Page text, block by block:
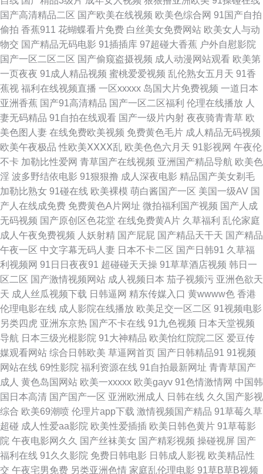
www日本高清 久久91视频 日本綜合成人网 午夜桃色 91超碰人人在线 ts性爱
韩国AV逼天堂 免费看的91 熟女露脸视频9色 51精品视频 97色色97综合 国
产精品中文 激情五月天社区 美女干逼 日韩一级精品 天天艹逼 亚洲老司机
www 99草视频在线 成人av老司机 激情草草 欧洲人妻色 日韩AM网站 午夜影
院福利社 在线观看成人网站 AV福利页 成人自拍超碰 久久这里有精品6 欧美
人妖出精汇编 欧美AⅤ视频 精东黄色下载 欧美性炮图 日韩综合色中色 偷拍午
夜福利 av福利快播 丁香五月花影院 蜜桃aa视频导航 欧午夜影院 探花精选
AV 综合另类x 91微拍福利视频 变态AV导航网 成人av老司机 加勒比久久视
欧美女同视频 日韩福利社区 五月人导航 亚洲农妇AV 91免费在线看 超碰欧
美在线 国产一线在线观看 久草色视频 欧美性网 日韩精品国产欧美 天天肏屄
天天艹 91视频最新链接 操逼电影导航免费 成人电影A片 国产看mv人人 久久
播五月 欧美十专区 超碰碰碰96 欧美变态在线 日韩精品 亚洲元码影记 91视
频精品视频 AV午夜福利导航 成人另类免费视频 久热伊人 欧美性交在线 日日
爱影视 在线视频视频一区 91资源在线 大香蕉就去干 韩国av网 精品豆花福利
美女在线播放 欧美性生话 日韩一级精品 亚州日韩欧美 91蜜桃特黄A片 Avtt
成人网 超碰人人97在线 91精选视频 成人在线影音 国产伊人久久 九九网热女
国产高清精品二区 国产欧美在线视频 欧美色综合网 91国产自拍
偷拍 香蕉911 花蝴蝶看片免费 白丝美女免费网站 欧美女人与动
物交 国产精品无码电影 91插插库 97超碰大香蕉 户外自慰影院
国产一区二区二区 国产偷窥盗摄视频 成人动漫网站观看 欧美第
一页夜夜 91成人精品视频 蜜桃爱爱视频 乱伦熟女五月天 91香
蕉视 福利在线视频直播 一区xxxxx 岛国大片免费视频 一道日本
亚洲香蕉 国产91高清精品 国产一区二区福利 伦理在线播放 人
妻无码精品 91自拍在线观看 国产一级片内射 夜夜骑青青草 欧
美色图人妻 在线免费欧美视频 免费黄色毛片 成人精品无码视频
欧美午夜极品 性欧美ⅩⅩⅩⅩ乱 欧美色色六月天 91影视网 午夜伦
不卡 加勒比性爱网 青草国产在线视频 亚洲国产精品导航 欧美色
淫 波多野结依电影 91狠狠撸 成人深夜电影 精品国产美女剃毛
加勒比熟女 91碰在线 欧美裸模 萌白酱国产一区 美国一级AV 国
产人在线成免费 免费黄色A片网址 微拍福利国产视频 国产人成
无码视频 国产原创区色花堂 在线免费黄A片 久草福利 乱伦家庭
成人午夜免费视频 人妖射精 国产屁屁 国产精品天干天 国产精品
午夜一区 中文字幕无码人妻 日本不卡二区 国产日韩91 久草福
利视频网 91日日夜夜91 超碰碰天天操 91草草酒店视频 韩日一
区二区 国产激情视频网站 成人视频日本 茄子视频污 亚洲色欲天
天 成人丝瓜视频下载 日韩逼网 精东传媒入口 黄wwww色 香港
伦理电影在线 成人影院在线播放 欧美足交一区二区 91视频电影
另类四虎 亚洲东京热 国产不卡在线 91九色视频 日本天堂视频
导航 日本三级光棍影院 91大神精品 欧美怡红院院二区 爱豆传
媒观看网站 综合日韩欧美 草逼网首页 国产日韩精品91 91视频
网站在线 69性影院 福利资源在线 91自拍最新网址 青青草国产
成人 黄色岛国网站 欧美一xxxxx 欧美gayv 91色情激情网 中国韩
国日本高清 国产国产一区 亚洲欧洲成人 日韩在线 久久国产影视
综合 欧美69潮喷 伦理片app下载 激情视频国产精品 91草莓久草
超碰 成人性爱aa影院 欧美性爱插插 欧美日韩色黄片 91草莓影
院 午夜电影网久久 国产丝袜美女 国产精彩视频 操碰视屏 国产
福利在线 91久久影院 免费日韩电影 日韩成人影视 欧美精品性
交 午夜宅男免费 另类亚洲色情 家庭乱伦理电影 91草B草B视频